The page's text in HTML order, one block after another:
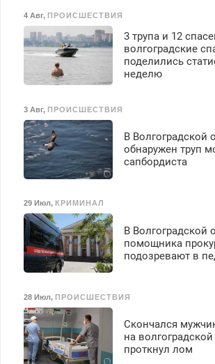
4 Авг, ПРОИСШЕСТВИЯ
3 трупа и 12
волгоградские
поделились
неделю
3 Авг, ПРОИСШЕСТВИЯ
В Волгоградской
обнаружен труп
сапбордиста
29 Июл, КРИМИНАЛ
В Волгоградской
помощника
подозревают в
28 Июл, ПРОИСШЕСТВИЯ
Скончался
на волгоградской
проткнул лом